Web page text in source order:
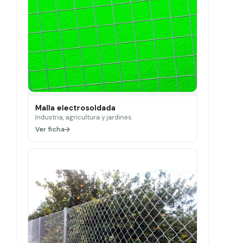
Malla electrosoldada
Industria, agricultura y jardines.
Ver ficha